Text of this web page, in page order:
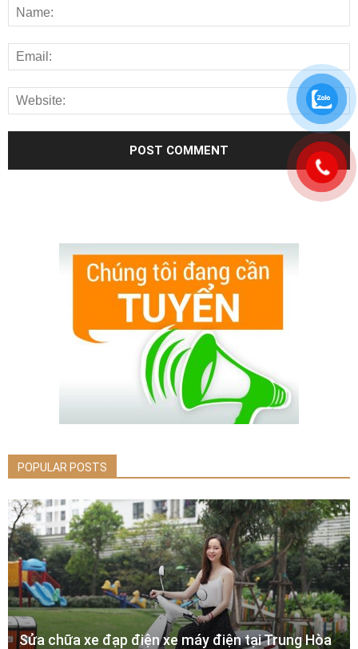
POPULAR POSTS
Sửa chữa xe đạp điện xe máy điện tại Trung Hòa